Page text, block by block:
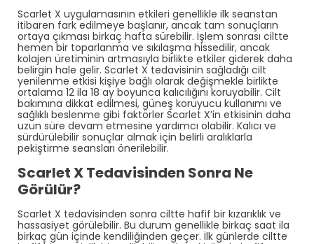
Scarlet X uygulamasının etkileri genellikle ilk seanstan
itibaren fark edilmeye başlanır, ancak tam sonuçların
ortaya çıkması birkaç hafta sürebilir. İşlem sonrası ciltte
hemen bir toparlanma ve sıkılaşma hissedilir, ancak
kolajen üretiminin artmasıyla birlikte etkiler giderek daha
belirgin hale gelir. Scarlet X tedavisinin sağladığı cilt
yenilenme etkisi kişiye bağlı olarak değişmekle birlikte
ortalama 12 ila 18 ay boyunca kalıcılığını koruyabilir. Cilt
bakımına dikkat edilmesi, güneş koruyucu kullanımı ve
sağlıklı beslenme gibi faktörler Scarlet X’in etkisinin daha
uzun süre devam etmesine yardımcı olabilir. Kalıcı ve
sürdürülebilir sonuçlar almak için belirli aralıklarla
pekiştirme seansları önerilebilir.
Scarlet X Tedavisinden Sonra Ne
Görülür?
Scarlet X tedavisinden sonra ciltte hafif bir kızarıklık ve
hassasiyet görülebilir. Bu durum genellikle birkaç saat ila
birkaç gün içinde kendiliğinden geçer. İlk günlerde ciltte